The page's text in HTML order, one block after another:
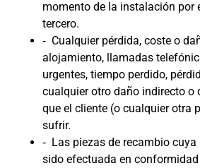
momento de la instalación por
tercero.
‐ Cualquier pérdida, coste o
alojamiento, llamadas
urgentes, tiempo perdido,
cualquier otro daño indirecto o
que el cliente (o cualquier otra
sufrir.
‐ Las piezas de recambio
sido efectuada en